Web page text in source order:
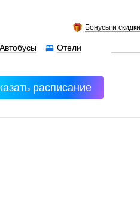
Бонусы и скидки
Отели
Автобусы
расписание